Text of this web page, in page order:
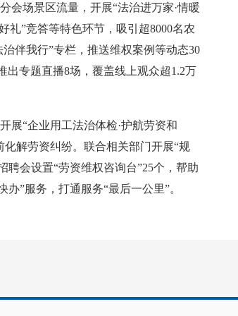
场景区流量，开展“法治进万家·情暖
礼”竞答等特色环节，吸引超8000名农
伴我行”专栏，推送维权案例等动态30
出专题直播8场，覆盖线上观众超1.2万
“企业用工法治体检·护航劳资和
解劳资纠纷。联合相关部门开展“规
聘会设置“劳资维权咨询台”25个，帮助
”服务，打通服务“最后一公里”。